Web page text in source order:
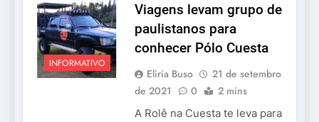
INFORMATIVO
Viagens levam grupo de
paulistanos para
conhecer Pólo Cuesta
Eliria Buso
21 de setembro
de 2021
0 2 mins
A Rolê na Cuesta te leva para